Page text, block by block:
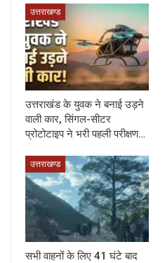
उत्तराखण्ड
उत्तराखंड के युवक ने बनाई उड़ने
वाली कार, सिंगल-सीटर
प्रोटोटाइप ने भरी पहली परीक्षण…
उत्तराखण्ड
सभी वाहनों के लिए 41 घंटे बाद